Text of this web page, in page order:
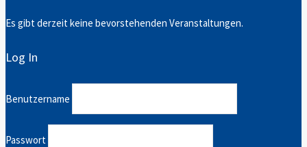
Es gibt derzeit keine bevorstehenden Veranstaltungen.
Log In
Benutzername
Passwort